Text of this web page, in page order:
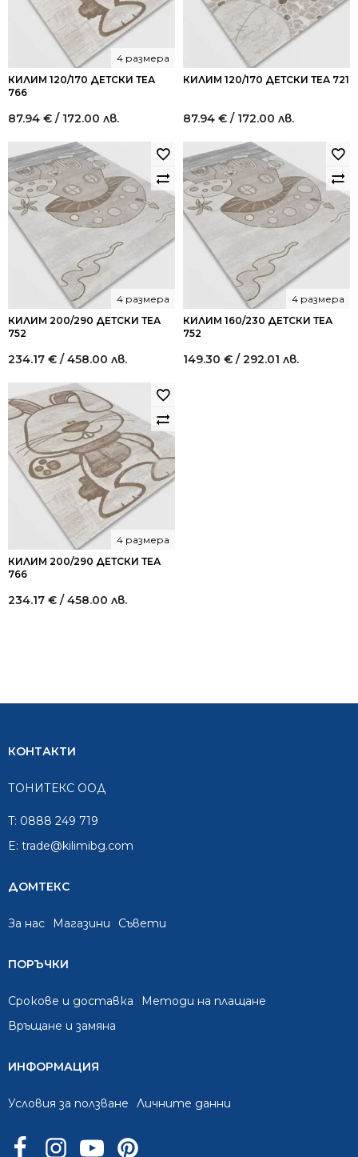
КИЛИМ 120/170 ДЕТСКИ ТЕА
766
4 размера
87.94 € / 172.00 лв.
КИЛИМ 120/170 ДЕТСКИ ТЕА 721
87.94 € / 172.00 лв.
КИЛИМ 200/290 ДЕТСКИ ТЕА
752
4 размера
234.17 € / 458.00 лв.
КИЛИМ 160/230 ДЕТСКИ ТЕА
752
4 размера
149.30 € / 292.01 лв.
КИЛИМ 200/290 ДЕТСКИ ТЕА
766
4 размера
234.17 € / 458.00 лв.
КОНТАКТИ
ТОНИТЕКС ООД
T: 0888 249 719
E: trade@kilimibg.com
ДОМТЕКС
За нас Mагазини Съвети
ПОРЪЧКИ
Срокове и доставка
Методи на плащане
Връщане и замяна
ИНФОРМАЦИЯ
Условия за ползване Личните данни